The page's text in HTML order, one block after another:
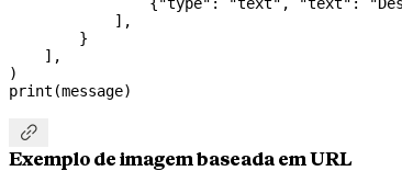
                {
"type" : "text" , "text" :
            ],
        }
    ],
)
print (message)

Exemplo de imagem baseada em URL